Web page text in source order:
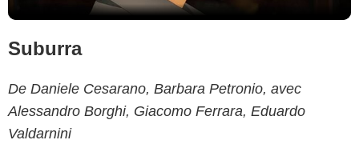
Suburra
De Daniele Cesarano, Barbara Petronio, avec
Alessandro Borghi, Giacomo Ferrara, Eduardo
Valdarnini